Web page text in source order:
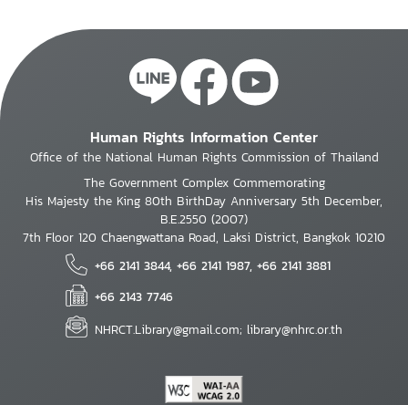
Human Rights Information Center
Office of the National Human Rights Commission of Thailand
The Government Complex Commemorating
His Majesty the King 80th BirthDay Anniversary 5th December,
B.E.2550 (2007)
7th Floor 120 Chaengwattana Road, Laksi District, Bangkok 10210
+66 2141 3844, +66 2141 1987, +66 2141 3881
+66 2143 7746
NHRCT.Library@gmail.com; library@nhrc.or.th